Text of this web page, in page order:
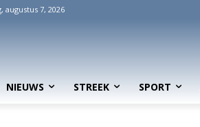
augustus 7, 2026
NIEUWS STREEK SPORT